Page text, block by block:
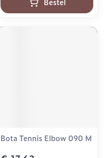
Bota Tennis Elbow 090 M